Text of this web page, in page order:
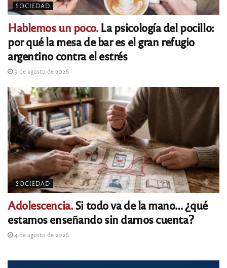
SOCIEDAD
Hablemos un poco.La psicología del pocillo:
por qué la mesa de bar es el gran refugio
argentino contra el estrés
5 de agosto de 2026
SOCIEDAD
Adolescencia.Si todo va de la mano… ¿qué
estamos enseñando sin darnos cuenta?
4 de agosto de 2026